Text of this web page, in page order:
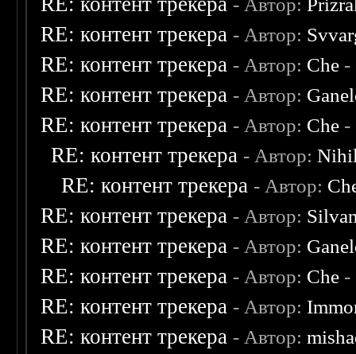
- Автор:
RE: контент трекера - Автор:
RE: контент трекера - Автор: Che -
RE: контент трекера - Автор:
RE: контент трекера - Автор: Che -
RE: контент трекера - Автор:
RE: контент трекера - Автор:
RE: контент трекера - Автор:
RE: контент трекера - Автор:
RE: контент трекера - Автор: Che -
RE: контент трекера - Автор:
RE: контент трекера - Автор: